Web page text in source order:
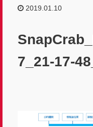
2019.01.10
7_21-17-